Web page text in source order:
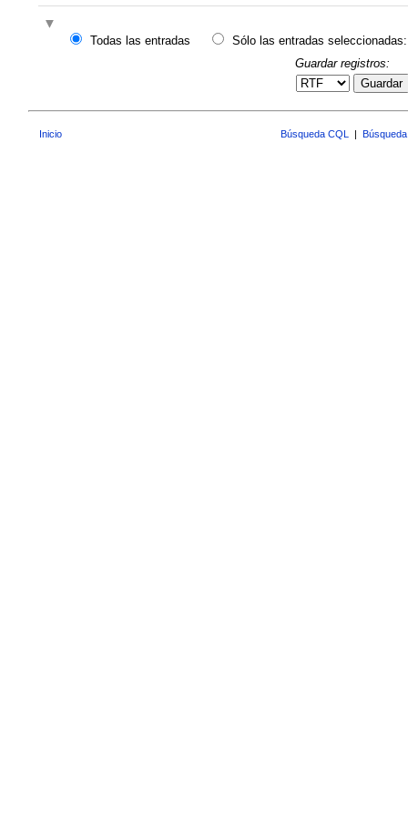
Todas las entradas
Sólo las entradas seleccionadas:
Guardar registros:
Guardar
Inicio Búsqueda CQL